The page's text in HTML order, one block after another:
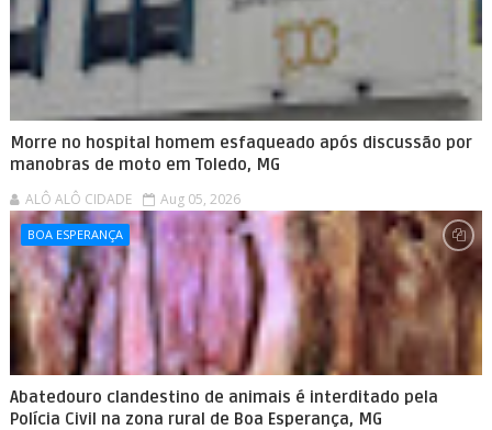
Morre no hospital homem esfaqueado após discussão por
manobras de moto em Toledo, MG
ALÔ ALÔ CIDADE Aug 05, 2026
BOA ESPERANÇA
Abatedouro clandestino de animais é interditado pela
Polícia Civil na zona rural de Boa Esperança, MG